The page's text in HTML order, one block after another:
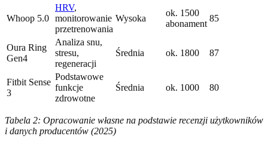
Whoop 5.0
HRV,
monitorowanie
przetrenowania
Wysoka
ok. 1500
abonament
85
Oura Ring
Gen4
Analiza snu,
stresu,
regeneracji
Średnia ok. 1800 87
Fitbit Sense
3
Podstawowe
funkcje
zdrowotne
Średnia ok. 1000 80
Tabela 2: Opracowanie własne na podstawie recenzji użytkowników
i danych producentów (2025)